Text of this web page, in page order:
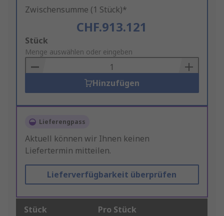
Zwischensumme (1 Stück)*
CHF.913.121
Add
to
Basket
Stück
Menge auswählen oder eingeben
Hinzufügen
Lieferengpass
Aktuell können wir Ihnen keinen
Liefertermin mitteilen.
Lieferverfügbarkeit überprüfen
Stück Pro Stück